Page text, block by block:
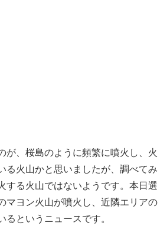
が、桜島のように頻繁に噴火し、火
る火山かと思いましたが、調べてみ
する火山ではないようです。本日選
マヨン火山が噴火し、近隣エリアの
るというニュースです。